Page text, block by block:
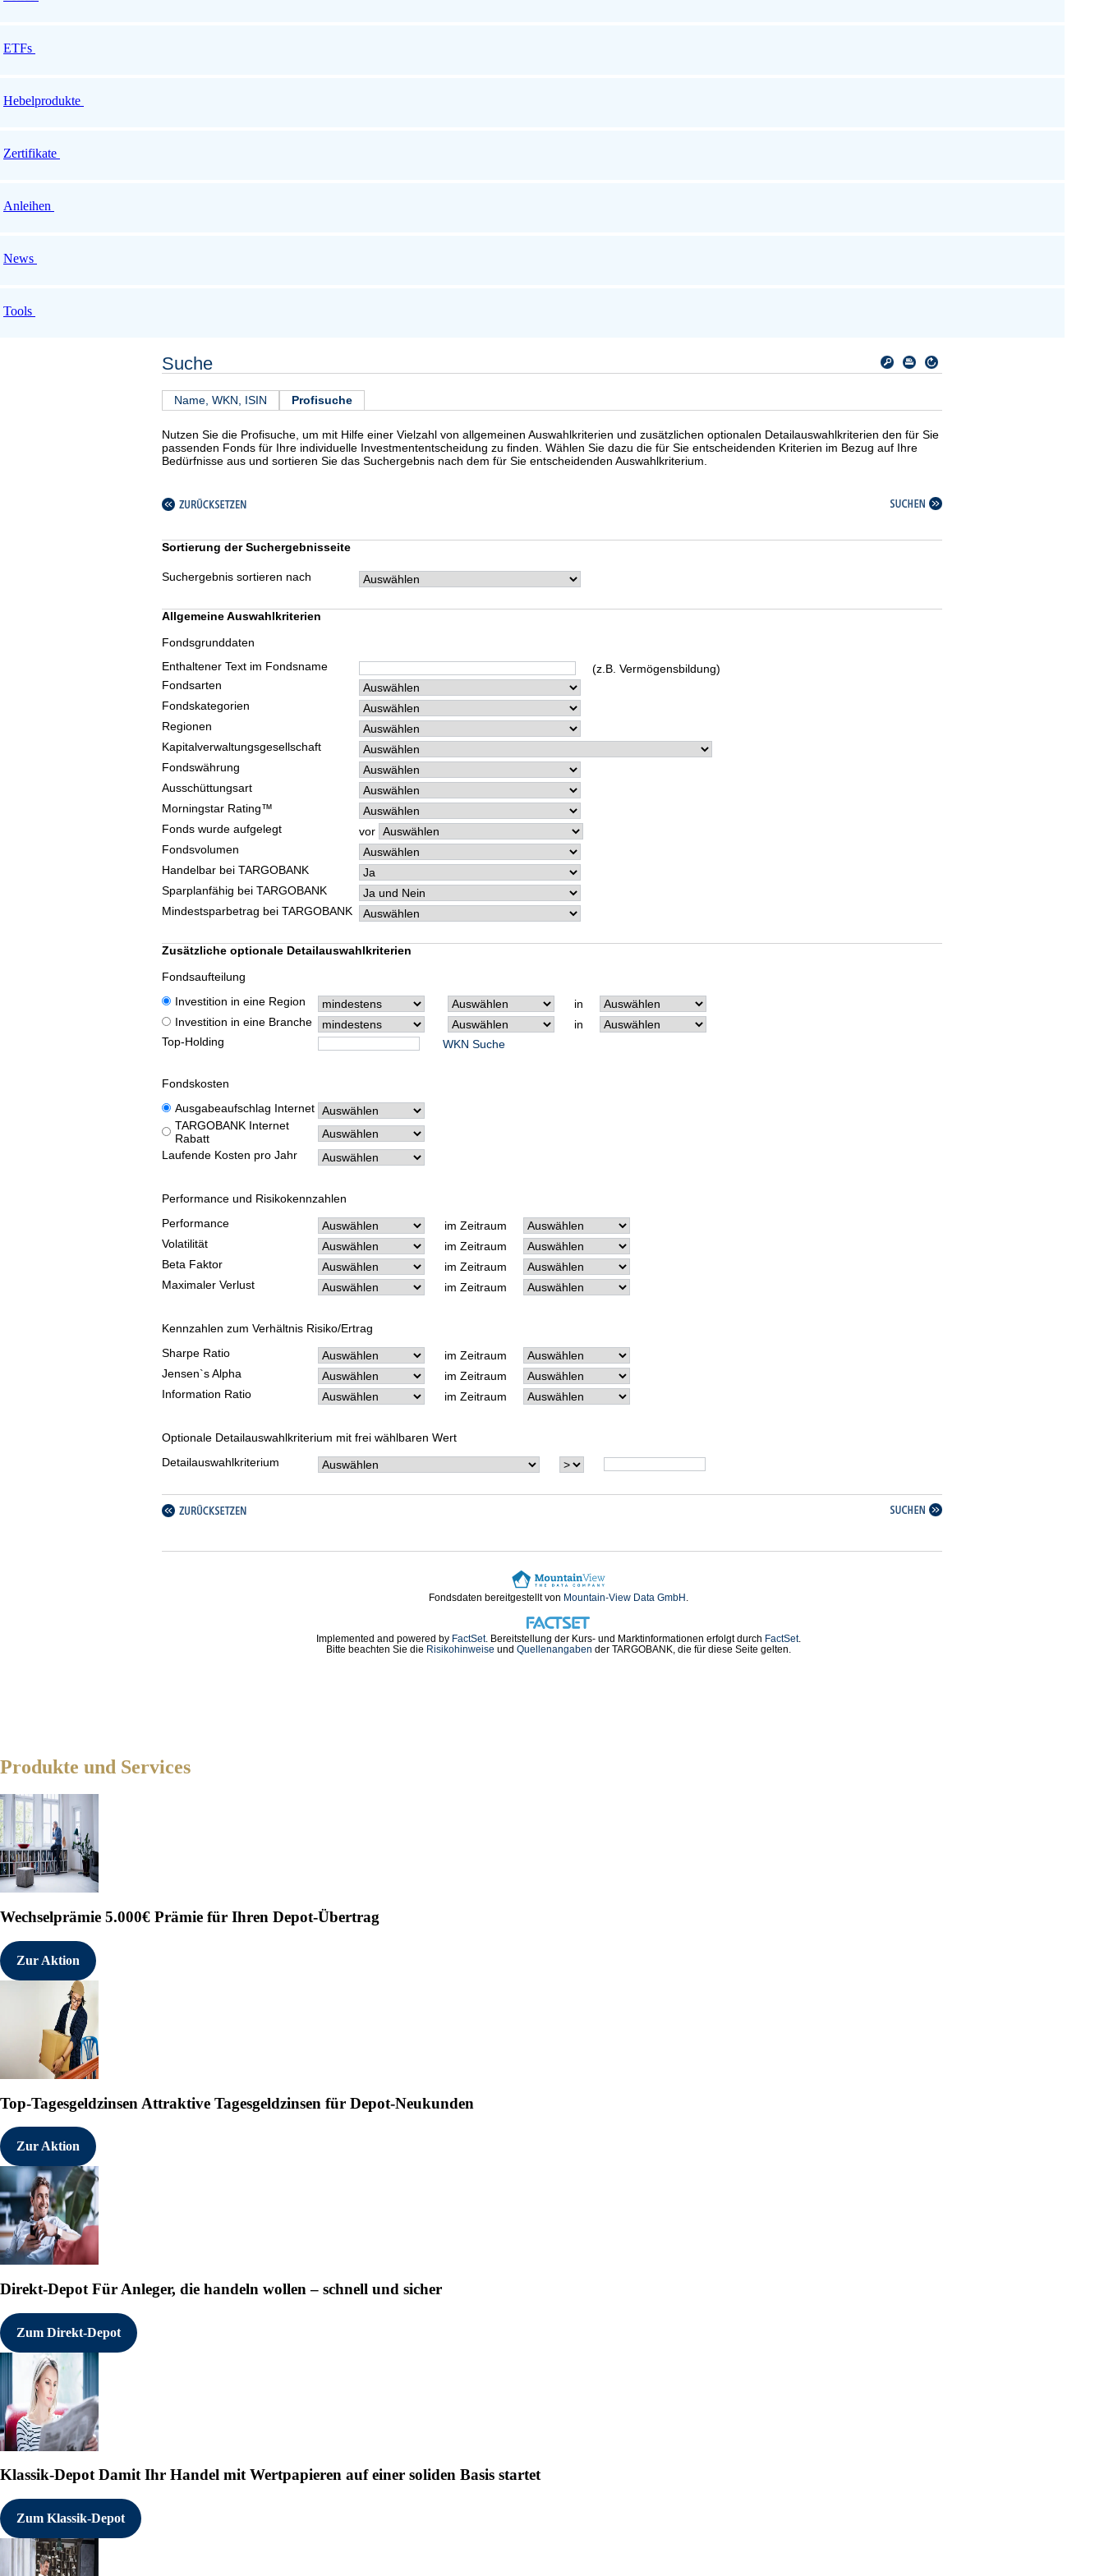
ETFs
Hebelprodukte
Zertifikate
Anleihen
News
Tools
Suche
Name, WKN, ISIN Profisuche
Nutzen Sie die Profisuche, um mit Hilfe einer Vielzahl von allgemeinen Auswahlkriterien und zusätzlichen optionalen Detailauswahlkriterien den für Sie
passenden Fonds für Ihre individuelle Investmententscheidung zu finden. Wählen Sie dazu die für Sie entscheidenden Kriterien im Bezug auf Ihre
Bedürfnisse aus und sortieren Sie das Suchergebnis nach dem für Sie entscheidenden Auswahlkriterium.
Sortierung der Suchergebnisseite
Suchergebnis sortieren nach
Allgemeine Auswahlkriterien
Fondsgrunddaten
Enthaltener Text im Fondsname
(z.B. Vermögensbildung)
Fondsarten
Fondskategorien
Regionen
Kapitalverwaltungsgesellschaft
Fondswährung
Ausschüttungsart
Morningstar Rating™
Fonds wurde aufgelegt
vor
Fondsvolumen
Handelbar bei TARGOBANK
Sparplanfähig bei TARGOBANK
Mindestsparbetrag bei TARGOBANK
Zusätzliche optionale Detailauswahlkriterien
Fondsaufteilung
Investition in eine Region
in
Investition in eine Branche
in
Top-Holding
WKN Suche
Fondskosten
Ausgabeaufschlag Internet
TARGOBANK Internet
Rabatt
Laufende Kosten pro Jahr
Performance und Risikokennzahlen
Performance
im Zeitraum
Volatilität
im Zeitraum
Beta Faktor
im Zeitraum
Maximaler Verlust
im Zeitraum
Kennzahlen zum Verhältnis Risiko/Ertrag
Sharpe Ratio
im Zeitraum
Jensen`s Alpha
im Zeitraum
Information Ratio
im Zeitraum
Optionale Detailauswahlkriterium mit frei wählbaren Wert
Detailauswahlkriterium
Fondsdaten bereitgestellt von Mountain-View Data GmbH
Implemented and powered by FactSet. Bereitstellung der Kurs- und Marktinformationen erfolgt durch FactSet.
Bitte beachten Sie die Risikohinweise und Quellenangaben der TARGOBANK, die für diese Seite gelten.
Produkte und Services
Wechselprämie 5.000€ Prämie für Ihren Depot-Übertrag
Zur Aktion
Top-Tagesgeldzinsen Attraktive Tagesgeldzinsen für Depot-Neukunden
Zur Aktion
Direkt-Depot Für Anleger, die handeln wollen – schnell und sicher
Zum Direkt-Depot
Klassik-DepotDamit Ihr Handel mit Wertpapieren auf einer soliden Basis startet
Zum Klassik-Depot